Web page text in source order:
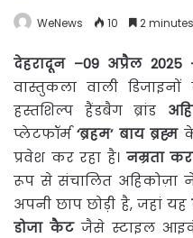
WeNews 10 2
देहरादून–09 अप्रैल2025
वास्तुकला वाली
हस्तशिल्प हैंडबैग ब्रांड
प्लेटफॉर्म‘ब्रहम’ बाय ब्रह्मके
प्रवेश कर रहा है। नम्रता
रूप से संचालित अहिकोज़ा
अपनी छाप छोड़ी है, जहां यह
डोजा कैटजैसे स्टाइल